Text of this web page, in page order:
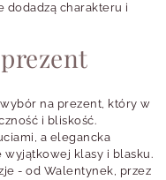
dodadzą charakteru i
na prezent, który w
i bliskość.
a elegancka
wyjątkowej klasy i blasku.
- od Walentynek, przez